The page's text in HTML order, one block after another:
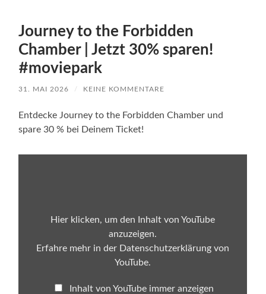
Journey to the Forbidden
Chamber | Jetzt 30% sparen!
#moviepark
31. MAI 2026 / KEINE KOMMENTARE
Entdecke Journey to the Forbidden Chamber und
spare 30 % bei Deinem Ticket!
#moviepark“
Hier klicken, um den Inhalt von YouTube
anzuzeigen.
Erfahre mehr in der Datenschutzerklärung von
YouTube.
Inhalt von YouTube immer anzeigen